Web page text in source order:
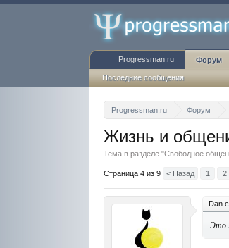
Progressman.ru Форум
Жизнь и
Тема в разделе "Свободное
Страница 4 из 9 < Назад 1 2
Dan
Это
Progressman.ru Форум
Последние сообщения